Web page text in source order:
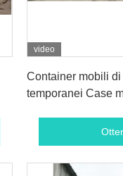
video
Container mobili
temporanei Case